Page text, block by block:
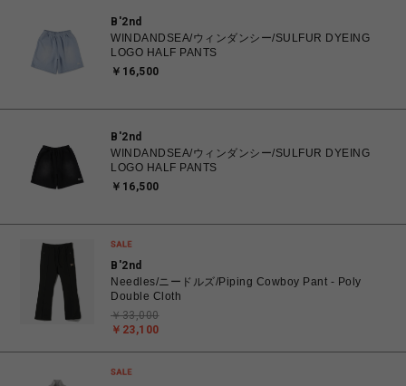
B'2nd
WINDANDSEA/ウィンダンシー/SULFUR DYEING
LOGO HALF PANTS
￥16,500
B'2nd
WINDANDSEA/ウィンダンシー/SULFUR DYEING
LOGO HALF PANTS
￥16,500
B'2nd
Needles/ニードルズ/Piping Cowboy Pant - Poly
Double Cloth
￥23,100
￥33,000